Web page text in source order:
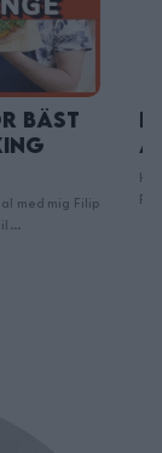
Här är
Hej och
Poon! 😊 –